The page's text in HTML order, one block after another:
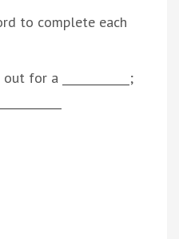
to complete each
for a ____________;